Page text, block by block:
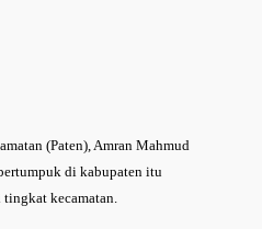
(Paten), Amran Mahmud
di kabupaten itu
kecamatan.